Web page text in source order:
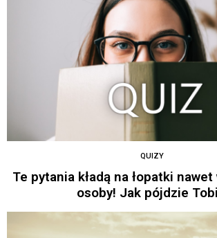
QUIZY
Te pytania kładą na łopatki
osoby! Jak pójdzie